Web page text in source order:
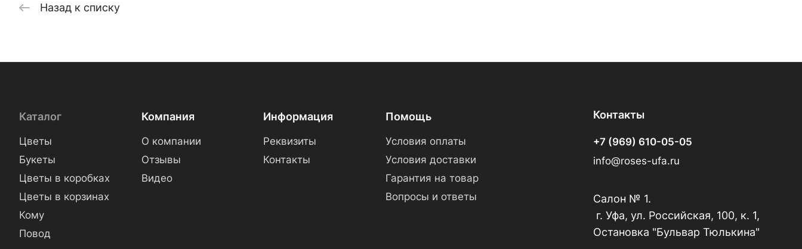
Назад к списку
Каталог
Цветы
Букеты
Цветы в коробках
Цветы в корзинах
Кому
Повод
Компания
О компании
Отзывы
Видео
Информация
Реквизиты
Контакты
Помощь
Условия оплаты
Условия доставки
Гарантия на товар
Вопросы и ответы
Контакты
+7 (969) 610-05-05
info@roses-ufa.ru
Салон № 1.
г. Уфа, ул. Российская, 100, к. 1,
Остановка "Бульвар Тюлькина"